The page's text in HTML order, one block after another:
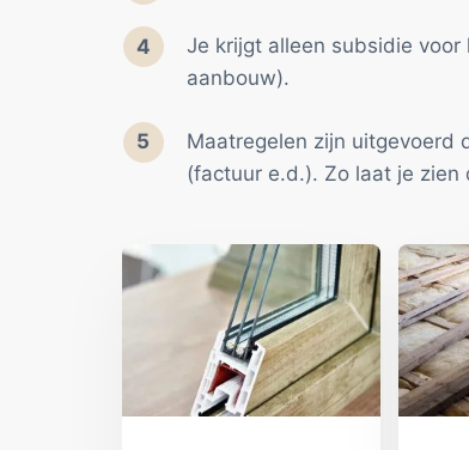
Je krijgt alleen subsidie voor
aanbouw).
Maatregelen zijn uitgevoerd
(factuur e.d.). Zo laat je